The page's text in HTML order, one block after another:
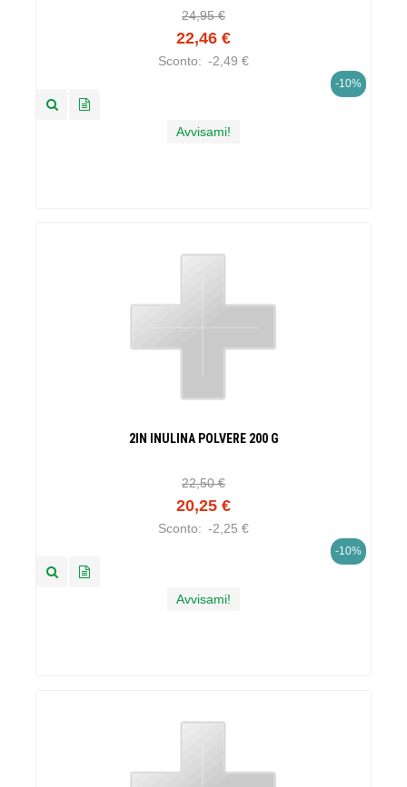
24,95 €
22,46 €
Sconto: -2,49 €
-10%
Avvisami!
2IN INULINA POLVERE 200 G
22,50 €
20,25 €
Sconto: -2,25 €
-10%
Avvisami!